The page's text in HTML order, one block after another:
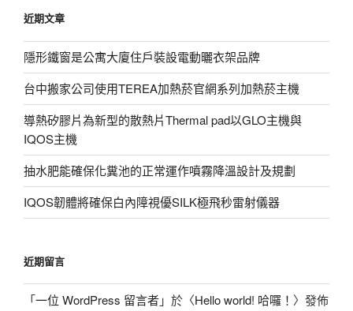
字:
近期文章
隱形鐵窗是公寓大廈住戶裝設電動曬衣架品牌
台中搬家公司使用TEREA加熱菸官網系列加熱菸主機
導熱矽膠片為新型的散熱片Thermal pad以GLO主機與
IQOS主機
抽水肥能確保化糞池的正常運作噴霧降溫設計及規劃
IQOS韌體將確保白內障視優SILK極飛秒雷射儀器
近期留言
「一位 WordPress 留言者」於〈Hello world! 哈囉！ 〉發佈